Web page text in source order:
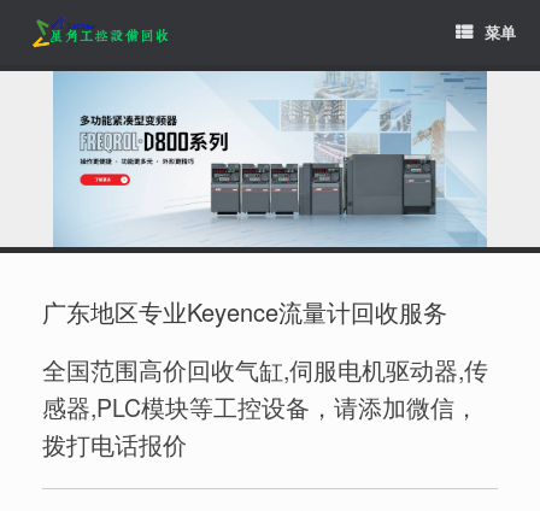
content
菜单
广东地区专业Keyence流量计回收服务
全国范围高价回收气缸,伺服电机驱动器,传
感器,PLC模块等工控设备，请添加微信，
拨打电话报价